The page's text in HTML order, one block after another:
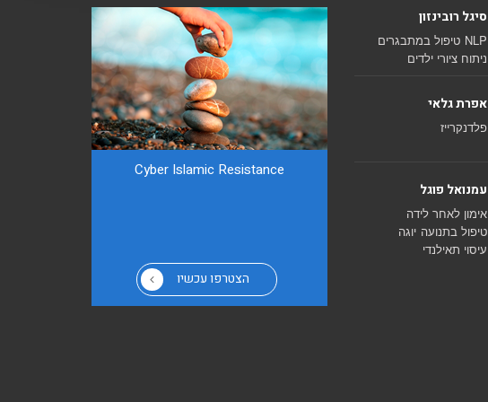
סיגל רובינזון
NLP טיפול במתבגרים
ניתוח ציורי ילדים
אפרת גלאי
פלדנקרייז
עמנואל פוגל
אימון לאחר לידה
טיפול בתנועה יוגה
עיסוי תאילנדי
Cyber ​​Islamic Resistance
הצטרפו עכשיו